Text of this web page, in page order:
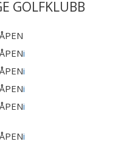
GOLFKLUBB
ÅPEN
ÅPENi
ÅPENi
ÅPENi
ÅPENi
ÅPENi